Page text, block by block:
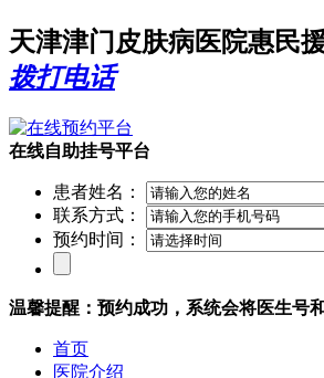
天津津门皮肤病医院惠民
拨打电话
在线自助挂号平台
患者姓名：
联系方式：
预约时间：
温馨提醒：预约成功，系统会将医生号
首页
医院介绍